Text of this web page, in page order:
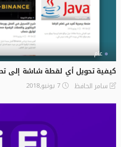
عام
كيفية تحويل أي لقطة شاشة إلى
سامر الحافظ 7 يونيو,2018